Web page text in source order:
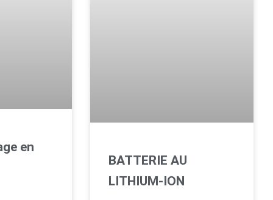
en
BATTERIE AU
LITHIUM-ION